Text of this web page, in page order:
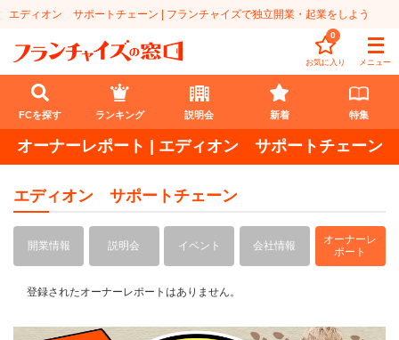
エディオン サポートチェーン | フランチャイズで独立開業・起業をしよう
お気に入り
0
メニュー
FCを探す
業種
代理店業
開業資金
エリア
ランキング
FCを探す ランキング 説明会 新着 特集
オーナーレポート | エディオン サポートチェーン
エディオン サポートチェーン
開業情報 説明会 イベント 会社情報
オーナーレ
ポート
登録されたオーナーレポートはありません。